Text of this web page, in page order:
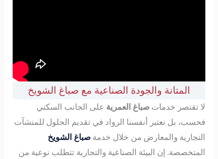
المتانة والجودة الصناعية مع صباغ الشويخ
لا تقتصر خدماتصباغ العمرية على الجانب السكني
فحسب، بل نعتبر أنفسنا الرواد في تقديم الحلول للمنشآت
التجارية والمعارض من خلال خدمةصباغ الشويخ
المتخصصة. إن البيئة الصناعية والتجارية تتطلب نوعية من